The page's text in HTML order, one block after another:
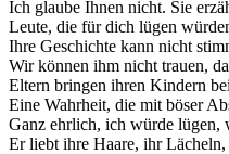
Ich glaube Ihnen nicht. Sie
Leute, die für dich lügen
Ihre Geschichte kann nicht
Wir können ihm nicht trauen,
Eltern bringen ihren Kindern
Eine Wahrheit, die mit böser
Ganz ehrlich, ich würde lügen,
Er liebt ihre Haare, ihr